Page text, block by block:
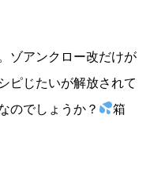
ゾアンクロー改だけが
ピじたいが解放されて
のでしょうか？
箱